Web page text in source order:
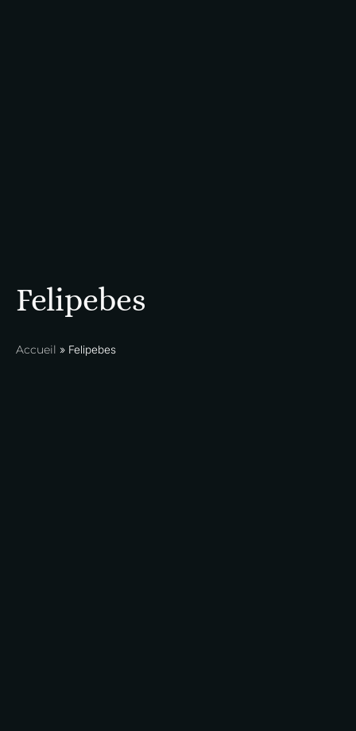
Felipebes
Accueil » Felipebes